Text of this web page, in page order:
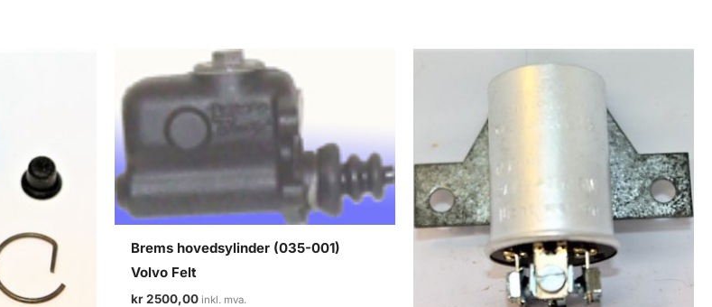
Brems hovedsylinder (035-001)
Volvo Felt
kr2500,00